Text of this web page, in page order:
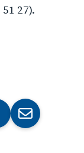
27).